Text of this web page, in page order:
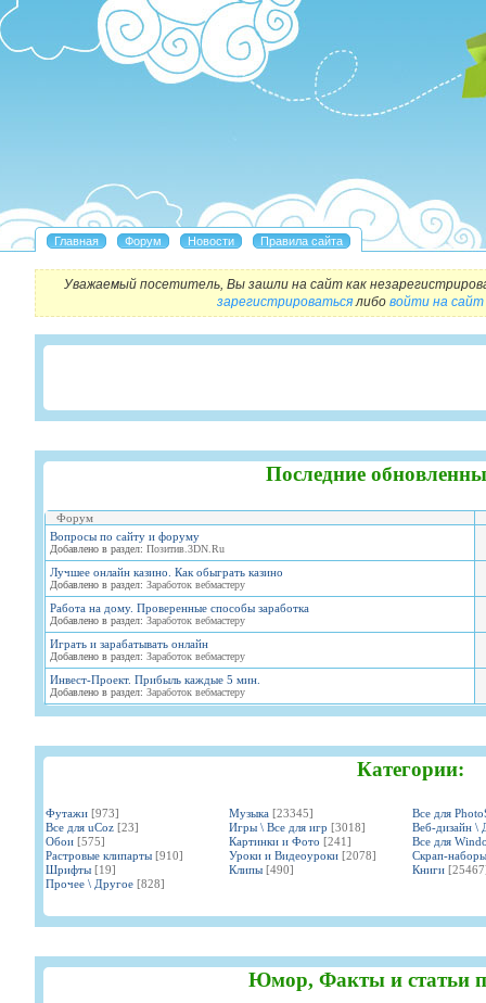
Уважаемый посетитель, Вы зашли на сайт как
зарегистрироватьсялибо войти на сайт
Последние
Форум
Вопросы по сайту и форуму
Добавлено в раздел: Позитив.3DN.Ru
Лучшее онлайн казино. Как обыграть казино
Добавлено в раздел: Заработок вебмастеру
Работа на дому. Проверенные способы заработка
Добавлено в раздел: Заработок вебмастеру
Играть и зарабатывать онлайн
Добавлено в раздел: Заработок вебмастеру
Инвест-Проект. Прибыль каждые 5 мин.
Добавлено в раздел: Заработок вебмастеру
Категории:
Футажи [973] Музыка [23345]
Все для
Все для uCoz [23] Игры \ Все для игр [3018]
Веб-дизайн \
Обои [575] Картинки и Фото [241]
Все для
Растровые клипарты [910] Уроки и Видеоуроки [2078]
Скрап-наборы
Шрифты [19] Клипы [490] Книги
Прочее \ Другое [828]
Юмор, Факты и статьи